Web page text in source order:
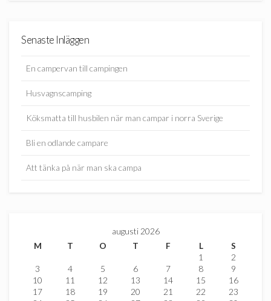
Senaste Inläggen
En campervan till campingen
Husvagnscamping
Köksmatta till husbilen när man campar i norra Sverige
Bli en odlande campare
Att tänka på när man ska campa
augusti 2026
M
T O T F L
S
1
2
3
4 5 6 7 8
9
10
11 12 13 14 15
16
17
18 19 20 21 22
23